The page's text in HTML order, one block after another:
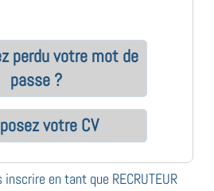
perdu votre mot de
passe ?
votre CV
en tant que RECRUTEUR